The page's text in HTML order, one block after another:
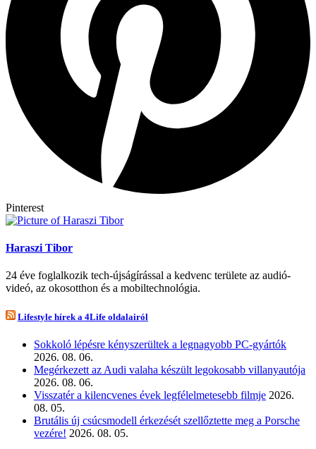
Pinterest
Haraszi Tibor
24 éve foglalkozik tech-újságírással a kedvenc területe az audió-
videó, az okosotthon és a mobiltechnológia.
Lifestyle hírek a 4Life oldalairól
Sokkoló lépésre kényszerültek a legnagyobb PC-gyártók
2026. 08. 06.
Megérkezett az Audi valaha készült legokosabb villanyautója
2026. 08. 06.
Visszatér a kilencvenes évek legfélelmetesebb filmje 2026.
08. 05.
Brutális új csúcsmodell érkezését szellőztette meg a Porsche
vezére! 2026. 08. 05.